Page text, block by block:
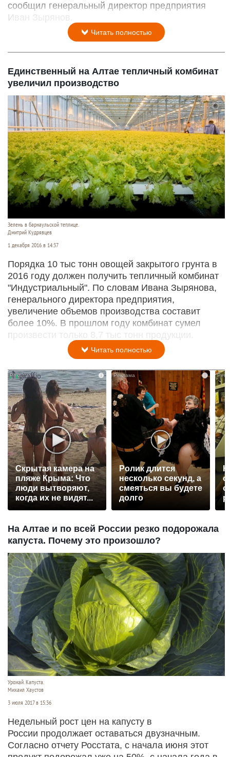
сообщил генеральный директор предприятия
Иван Зырянов.
Читать полностью
Единственный на Алтае тепличный комбинат
увеличил производство
Зелень в барнаульской теплице.
Дмитрий Кудрявцев
1 декабря 2016 в 14:37
Порядка 10 тыс тонн овощей закрытого грунта в
2016 году должен получить тепличный комбинат
"Индустриальный". По словам Ивана Зырянова,
генерального директора предприятия,
увеличение объемов производства составит
более 10%. В прошлом году комбинат сумел
произвести только 8,7 тыс тонн продукции.
Читать полностью
i
Скрытая камера на
пляже Крыма: Что
люди вытворяют,
когда их не видят...
Ролик длится
несколько секунд, а
смеяться вы будете
долго
На Алтае и по всей России резко подорожала
капуста. Почему это произошло?
Урожай. Капуста.
Михаил Хаустов
3 июля 2017 в 15:36
Недельный рост цен на капусту в
России продолжает оставаться двузначным.
Согласно отчету Росстата, с начала июня этот